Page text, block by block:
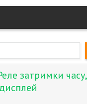
затримки часу,